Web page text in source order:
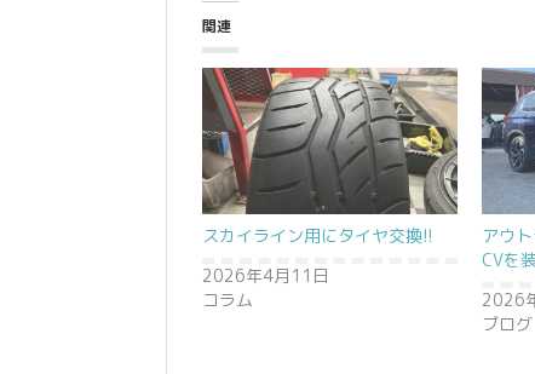
関連
スカイライン用にタイヤ交換!!
2026年4月11日
コラム
アウ
CVを
2026
ブログ